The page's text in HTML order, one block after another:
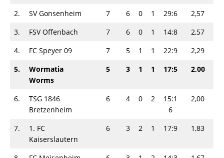
2.
SV Gonsenheim 7 6 0 1 29:6
2,57
3.
FSV Offenbach 7 6 0 1 14:8
2,57
4.
FC Speyer 09 7 5 1 1 22:9
2,29
5.
Wormatia
Worms
5 3 1 1 17:5 2,00
6.
TSG 1846
Bretzenheim
6 4 0 2
15:1
6
2,00
7.
1. FC
Kaiserslautern
6 3 2 1 17:9 1,83